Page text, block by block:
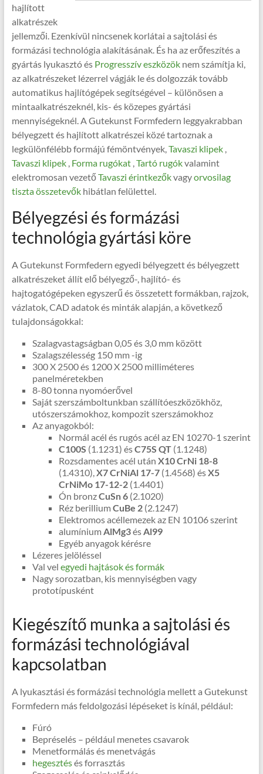
hajlított
alkatrészek
jellemzői. Ezenkívül nincsenek korlátai a sajtolási és
formázási technológia alakításának. És ha az erőfeszítés a
gyártás lyukasztó ésProgresszív eszközöknem számítja ki,
az alkatrészeket lézerrel vágják le és dolgozzák tovább
automatikus hajlítógépek segítségével – különösen a
mintaalkatrészeknél, kis- és közepes gyártási
mennyiségeknél. A Gutekunst Formfedern leggyakrabban
bélyegzett és hajlított alkatrészei közé tartoznak a
legkülönfélébb formájú fémöntvények,Tavaszi klipek,
Tavaszi klipek,Forma rugókat,Tartó rugókvalamint
elektromosan vezetőTavaszi érintkezőkvagyorvosilag
tiszta összetevőkhibátlan felülettel.
Bélyegzési és formázási
technológia gyártási köre
A Gutekunst Formfedern egyedi bélyegzett és bélyegzett
alkatrészeket állít elő bélyegző-, hajlító- és
hajtogatógépeken egyszerű és összetett formákban, rajzok,
vázlatok, CAD adatok és minták alapján, a következő
tulajdonságokkal:
Szalagvastagságban 0,05 és 3,0 mm között
Szalagszélesség 150 mm -ig
300 X 2500 és 1200 X 2500 milliméteres
panelméretekben
8-80 tonna nyomóerővel
Saját szerszámboltunkban szállítóeszközökhöz,
utószerszámokhoz, kompozit szerszámokhoz
Az anyagokból:
Normál acél és rugós acél az EN 10270-1 szerint
C100S (1.1231) ésC75S QT(1.1248)
Rozsdamentes acél után X10 CrNi 18-8
(1.4310),X7 CrNiAl 17-7(1.4568) ésX5
CrNiMo 17-12-2(1.4401)
Ón bronzCuSn 6(2.1020)
Réz berilliumCuBe 2(2.1247)
Elektromos acéllemezek az EN 10106 szerint
alumíniumAlMg3ésAl99
Egyéb anyagok kérésre
Lézeres jelöléssel
Val vel egyedi hajtások és formák
Nagy sorozatban, kis mennyiségben vagy
prototípusként
Kiegészítő munka a sajtolási és
formázási technológiával
kapcsolatban
A lyukasztási és formázási technológia mellett a Gutekunst
Formfedern más feldolgozási lépéseket is kínál, például:
Fúró
Bepréselés – például menetes csavarok
Menetformálás és menetvágás
hegesztésés forrasztás